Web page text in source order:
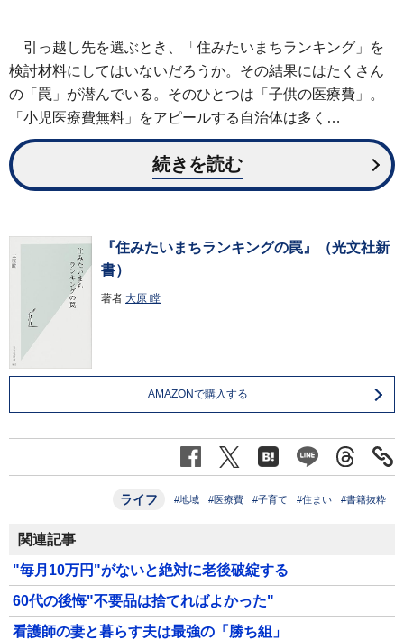
引っ越し先を選ぶとき、「住みたいまちランキング」を
検討材料にしてはいないだろうか。その結果にはたくさん
の「罠」が潜んでいる。そのひとつは「子供の医療費」。
「小児医療費無料」をアピールする自治体は多く…
続きを読む
『住みたいまちランキングの罠』（光文社新
書）
著者 大原 瞠
AMAZONで購入する
ライフ #地域 #医療費 #子育て #住まい #書籍抜粋
関連記事
"毎月10万円"がないと絶対に老後破綻する
60代の後悔"不要品は捨てればよかった"
看護師の妻と暮らす夫は最強の「勝ち組」